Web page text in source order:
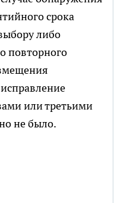
срока
либо
повторного
или третьими
не было.